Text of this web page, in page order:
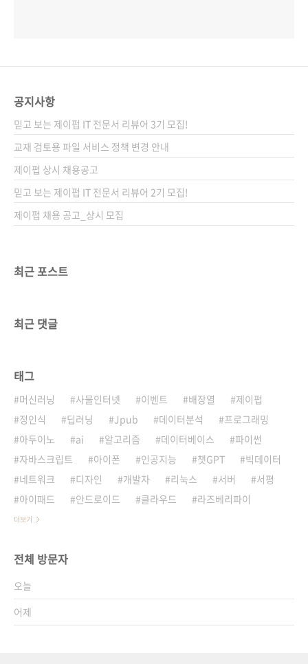
공지사항
믿고 보는 제이펍 IT 전문서 리뷰어 3기 모집!
교재 검토용 파일 서비스 정책 변경 안내
제이펍 상시 채용공고
믿고 보는 제이펍 IT 전문서 리뷰어 2기 모집!
제이펍 채용 공고_상시 모집
최근 포스트
최근 댓글
태그
머신러닝 사물인터넷 이벤트 배장열
제이펍
정인식
딥러닝 Jpub 데이터분석
프로그래밍
아두이노
ai 알고리즘 데이터베이스
파이썬
자바스크립트
아이폰 인공지능 챗GPT
빅데이터
네트워크
디자인 개발자 리눅스 서버
서평
아이패드
안드로이드 클라우드 라즈베리파이
더보기
전체 방문자
오늘
어제